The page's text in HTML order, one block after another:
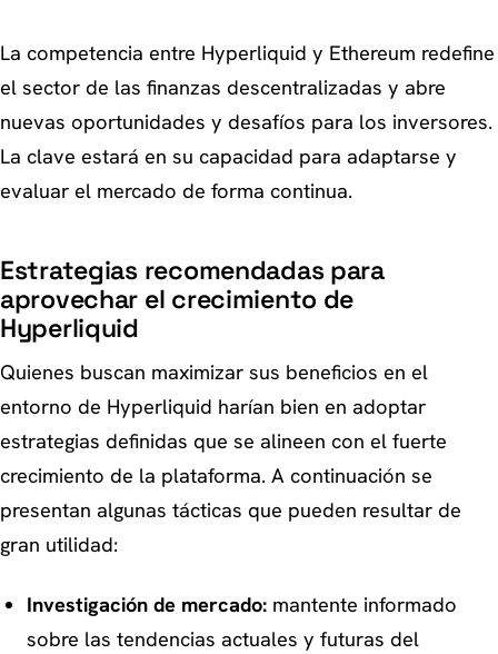
La competencia entre Hyperliquid y Ethereum redefine
el sector de las finanzas descentralizadas y abre
nuevas oportunidades y desafíos para los inversores.
La clave estará en su capacidad para adaptarse y
evaluar el mercado de forma continua.
Estrategias recomendadas para
aprovechar el crecimiento de
Hyperliquid
Quienes buscan maximizar sus beneficios en el
entorno de Hyperliquid harían bien en adoptar
estrategias definidas que se alineen con el fuerte
crecimiento de la plataforma. A continuación se
presentan algunas tácticas que pueden resultar de
gran utilidad:
Investigación de mercado:mantente informado
sobre las tendencias actuales y futuras del